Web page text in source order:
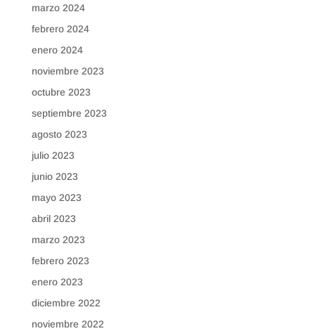
marzo 2024
febrero 2024
enero 2024
noviembre 2023
octubre 2023
septiembre 2023
agosto 2023
julio 2023
junio 2023
mayo 2023
abril 2023
marzo 2023
febrero 2023
enero 2023
diciembre 2022
noviembre 2022